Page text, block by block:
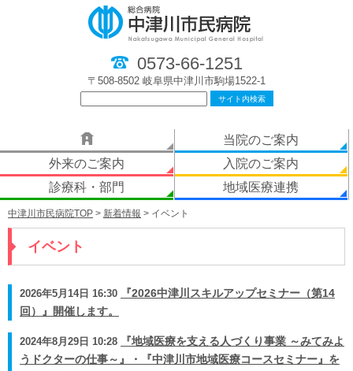
0573-66-1251
〒508-8502 岐阜県中津川市駒場1522-1
当院のご案内
外来のご案内
入院のご案内
診療科・部門
地域医療連携
中津川市民病院TOP > 新着情報 > イベント
イベント
2026年5月14日 16:30
『2026中津川スキルアップセミナー（第14
回）』開催します。
2024年8月29日 10:28
『地域医療を支える人づくり事業 ～みてみよ
うドクターの仕事～』・『中津川市地域医療コースセミナー』を